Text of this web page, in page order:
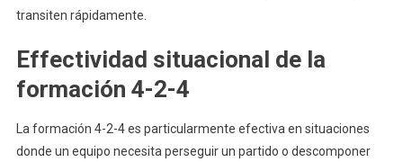
transiten rápidamente.
Effectividad situacional de la
formación 4-2-4
La formación 4-2-4 es particularmente efectiva en situaciones
donde un equipo necesita perseguir un partido o descomponer